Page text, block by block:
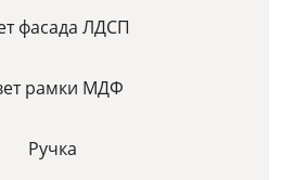
фасада ЛДСП
рамки МДФ
Ручка